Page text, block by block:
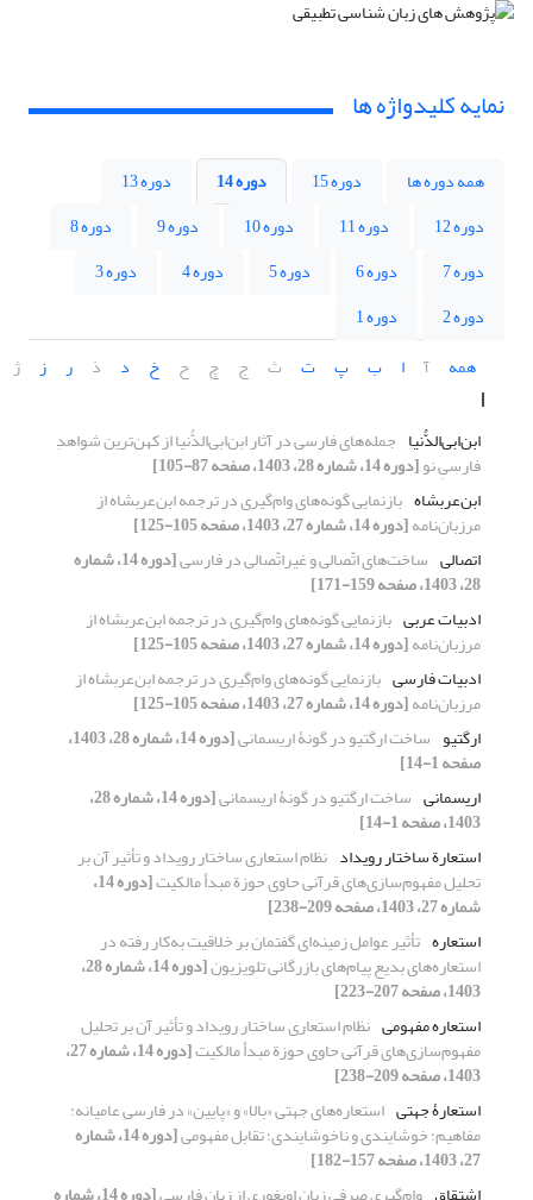
نمایه کلیدواژه ها
همه دوره ها دوره 15 دوره 14
دوره 13
دوره 12
دوره 11 دوره 10 دوره 9
دوره 8
دوره 7
دوره 6 دوره 5 دوره 4
دوره 3
دوره 2
دوره 1
همه
آ ا ب پ ت ث ج چ ح خ د ذ ر ز ژ
ا
ابن‌ابی‌الدُّنیا جمله‌های فارسی در آثار ابن‌ابی‌الدُّنیا از کهن‌ترین شواهدِ
فارسیِ نو[دوره 14، شماره 28، 1403، صفحه 87-105]
ابن‌عربشاه بازنمایی گونه‌های وام‌گیری در ترجمه ابن‌عربشاه از
مرزبان‌نامه[دوره 14، شماره 27، 1403، صفحه 105-125]
اتصالی ساخت‌های اتّصالی و غیراتّصالی در فارسی [دوره 14، شماره
28، 1403، صفحه 159-171]
ادبیات عربی بازنمایی گونه‌های وام‌گیری در ترجمه ابن‌عربشاه از
مرزبان‌نامه[دوره 14، شماره 27، 1403، صفحه 105-125]
ادبیات فارسی بازنمایی گونه‌های وام‌گیری در ترجمه ابن‌عربشاه از
مرزبان‌نامه[دوره 14، شماره 27، 1403، صفحه 105-125]
ارگتیو ساخت ارگتیو در گونۀ اریسمانی [دوره 14، شماره 28، 1403،
صفحه 1-14]
اریسمانی ساخت ارگتیو در گونۀ اریسمانی [دوره 14، شماره 28،
1403، صفحه 1-14]
استعارة ساختار رویداد نظام استعاری ساختار رویداد و تأثیر آن بر
تحلیل مفهوم‌سازی‌های قرآنی حاوی حوزة مبدأ مالکیت [دوره 14،
شماره 27، 1403، صفحه 209-238]
استعاره تأثیر عوامل زمینه‌ای گفتمان بر خلاقیت به‌کار رفته در
استعاره‌های بدیع پیام‌های بازرگانی تلویزیون [دوره 14، شماره 28،
1403، صفحه 207-223]
استعاره مفهومی نظام استعاری ساختار رویداد و تأثیر آن بر تحلیل
مفهوم‌سازی‌های قرآنی حاوی حوزة مبدأ مالکیت [دوره 14، شماره 27،
1403، صفحه 209-238]
استعارۀ جهتی استعاره‌های جهتی «بالا» و «پایین» در فارسی عامیانه:
مفاهیم؛ خوشایندی و ناخوشایندی؛ تقابل مفهومی [دوره 14، شماره
27، 1403، صفحه 157-182]